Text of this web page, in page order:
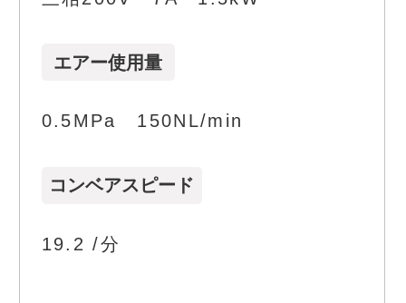
エアー使用量
0.5MPa 150NL/min
コンベアスピード
19.2 /分